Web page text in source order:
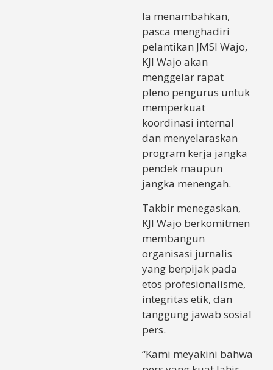
Ia menambahkan,
pasca menghadiri
pelantikan JMSI Wajo,
KJI Wajo akan
menggelar rapat
pleno pengurus untuk
memperkuat
koordinasi internal
dan menyelaraskan
program kerja jangka
pendek maupun
jangka menengah.
Takbir menegaskan,
KJI Wajo berkomitmen
membangun
organisasi jurnalis
yang berpijak pada
etos profesionalisme,
integritas etik, dan
tanggung jawab sosial
pers.
“Kami meyakini bahwa